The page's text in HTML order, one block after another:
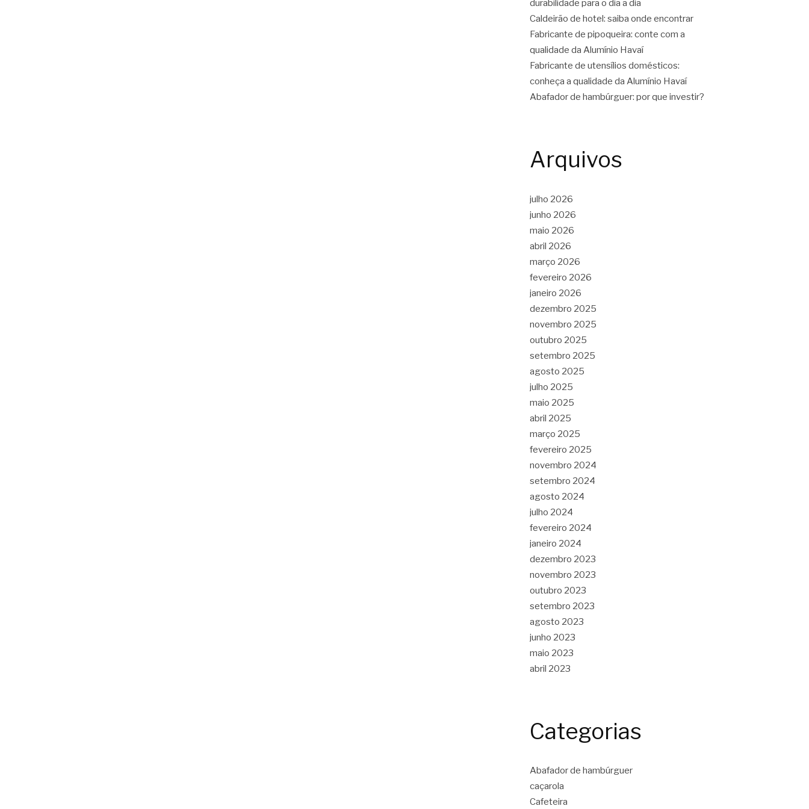
durabilidade para o dia a dia
Caldeirão de hotel: saiba onde encontrar
Fabricante de pipoqueira: conte com a
qualidade da Alumínio Havaí
Fabricante de utensílios domésticos:
conheça a qualidade da Alumínio Havaí
Abafador de hambúrguer: por que investir?
Arquivos
julho 2026
junho 2026
maio 2026
abril 2026
março 2026
fevereiro 2026
janeiro 2026
dezembro 2025
novembro 2025
outubro 2025
setembro 2025
agosto 2025
julho 2025
maio 2025
abril 2025
março 2025
fevereiro 2025
novembro 2024
setembro 2024
agosto 2024
julho 2024
fevereiro 2024
janeiro 2024
dezembro 2023
novembro 2023
outubro 2023
setembro 2023
agosto 2023
junho 2023
maio 2023
abril 2023
Categorias
Abafador de hambúrguer
caçarola
Cafeteira